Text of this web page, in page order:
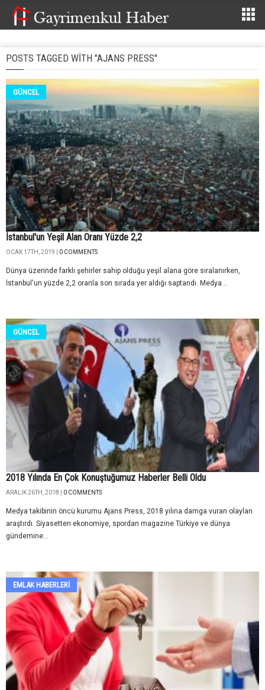
POSTS TAGGED WITH "AJANS PRESS"
GÜNCEL
İstanbul'un Yeşil Alan Oranı Yüzde 2,2
OCAK 17TH, 2019 | 0 COMMENTS
Dünya üzerinde farklı şehirler sahip olduğu yeşil alana göre sıralanırken,
İstanbul'un yüzde 2,2 oranla son sırada yer aldığı saptandı. Medya...
GÜNCEL
2018 Yılında En Çok Konuştuğumuz Haberler Belli Oldu
ARALIK 26TH, 2018 | 0 COMMENTS
Medya takibinin öncü kurumu Ajans Press, 2018 yılına damga vuran olayları
araştırdı. Siyasetten ekonomiye, spordan magazine Türkiye ve dünya
gündemine...
EMLAK HABERLERI